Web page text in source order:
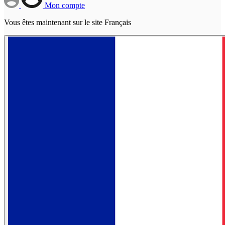
Mon compte
Vous êtes maintenant sur le site Français